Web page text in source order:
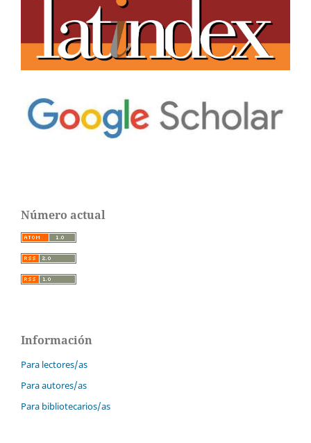
Número actual
Información
Para lectores/as
Para autores/as
Para bibliotecarios/as